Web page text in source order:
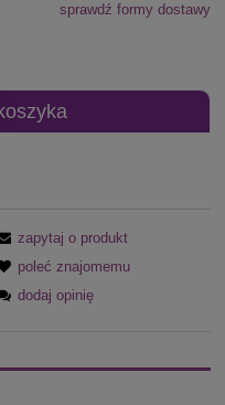
płatnościsprawdź formy dostawy
zapytaj o produkt
poleć znajomemu
dodaj opinię